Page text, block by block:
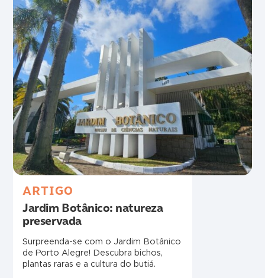
ARTIGO
Jardim Botânico: natureza
preservada
Surpreenda-se com o Jardim Botânico
de Porto Alegre! Descubra bichos,
plantas raras e a cultura do butiá.